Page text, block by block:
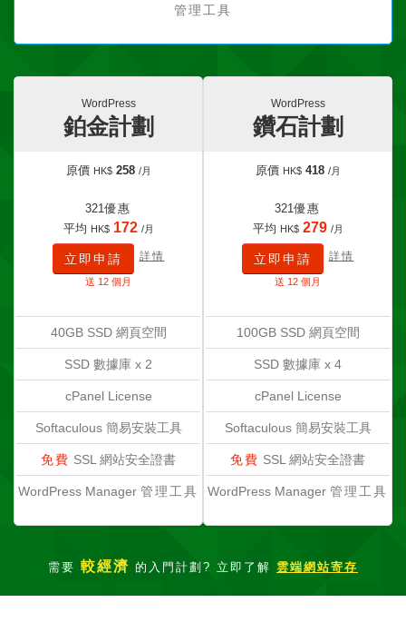
管理工具
WordPress
鉑金計劃
原價 HK$ 258 /月
321優惠
平均 HK$ 172 /月
立即申請 詳情
送 12 個月
40GB SSD 網頁空間
SSD 數據庫 x 2
cPanel License
Softaculous簡易安裝工具
免費 SSL 網站安全證書
WordPress Manager 管理工具
WordPress
鑽石計劃
原價 HK$ 418 /月
321優惠
平均 HK$ 279 /月
立即申請 詳情
送 12 個月
100GB SSD 網頁空間
SSD 數據庫 x 4
cPanel License
Softaculous簡易安裝工具
免費 SSL 網站安全證書
WordPress Manager 管理工具
需要 較經濟 的入門計劃? 立即了解 雲端網站寄存